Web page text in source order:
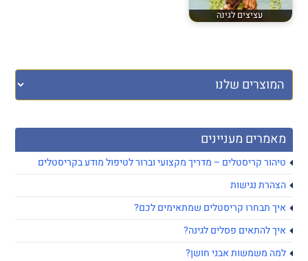
מאמרים מעניינים
טיהור קריסטלים – מדריך מקצועי וברור לטיפול מודע בקריסטלים
הצהרת נגישות
איך תבחרו קריסטלים שמתאימים לכם?
איך להתאים פסלים לגינה?
למה משמשות אבני חושן?
עציצים לגינה